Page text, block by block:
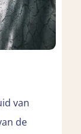
van
de